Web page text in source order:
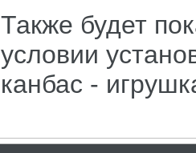
Также будет
условии
канбас -